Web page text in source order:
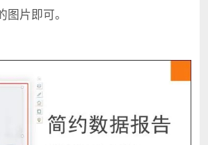
图片即可。